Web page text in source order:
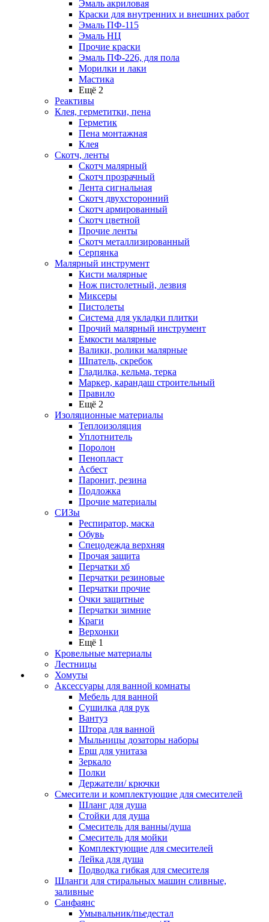
Эмаль акриловая
Краски для внутренних и внешних работ
Эмаль ПФ-115
Эмаль НЦ
Прочие краски
Эмаль ПФ-226, для пола
Морилки и лаки
Мастика
Ещё 2
Реактивы
Клея, герметитки, пена
Герметик
Пена монтажная
Клея
Скотч, ленты
Скотч малярный
Скотч прозрачный
Лента сигнальная
Скотч двухсторонний
Скотч армированный
Скотч цветной
Прочие ленты
Скотч металлизированный
Серпянка
Малярный инструмент
Кисти малярные
Нож пистолетный, лезвия
Миксеры
Пистолеты
Система для укладки плитки
Прочий малярный инструмент
Емкости малярные
Валики, ролики малярные
Шпатель, скребок
Гладилка, кельма, терка
Маркер, карандаш строительный
Правило
Ещё 2
Изоляционные материалы
Теплоизоляция
Уплотнитель
Поролон
Пенопласт
Асбест
Паронит, резина
Подложка
Прочие материалы
СИЗы
Респиратор, маска
Обувь
Спецодежда верхняя
Прочая защита
Перчатки хб
Перчатки резиновые
Перчатки прочие
Очки защитные
Перчатки зимние
Краги
Верхонки
Ещё 1
Кровельные материалы
Лестницы
Хомуты
Аксессуары для ванной комнаты
Мебель для ванной
Сушилка для рук
Вантуз
Штора для ванной
Мыльницы дозаторы наборы
Ерш для унитаза
Зеркало
Полки
Держатели/ крючки
Смесители и комплектующие для смесителей
Шланг для душа
Стойки для душа
Смеситель для ванны/душа
Смеситель для мойки
Комплектующие для смесителей
Лейка для душа
Подводка гибкая для смесителя
Шланги для стиральных машин сливные,
заливные
Санфаянс
Умывальник/пьедестал